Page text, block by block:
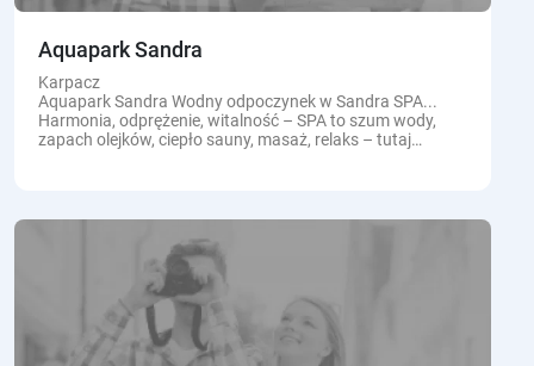
Aquapark Sandra
Karpacz
Aquapark Sandra Wodny odpoczynek w Sandra SPA...
Harmonia, odprężenie, witalność – SPA to szum wody,
zapach olejków, ciepło sauny, masaż, relaks – tutaj